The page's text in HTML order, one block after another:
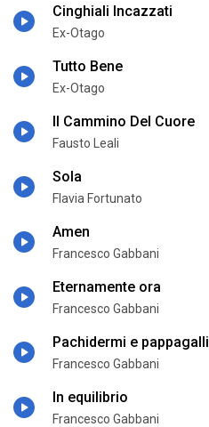
Cinghiali Incazzati
Ex-Otago
Tutto Bene
Ex-Otago
Il Cammino Del Cuore
Fausto Leali
Sola
Flavia Fortunato
Amen
Francesco Gabbani
Eternamente ora
Francesco Gabbani
Pachidermi e pappagalli
Francesco Gabbani
In equilibrio
Francesco Gabbani